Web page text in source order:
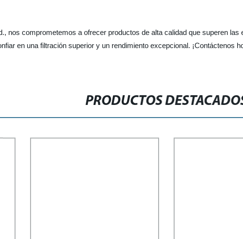
nos comprometemos a ofrecer productos de alta calidad que superen
en una filtración superior y un rendimiento excepcional. ¡Contáctenos
PRODUCTOS